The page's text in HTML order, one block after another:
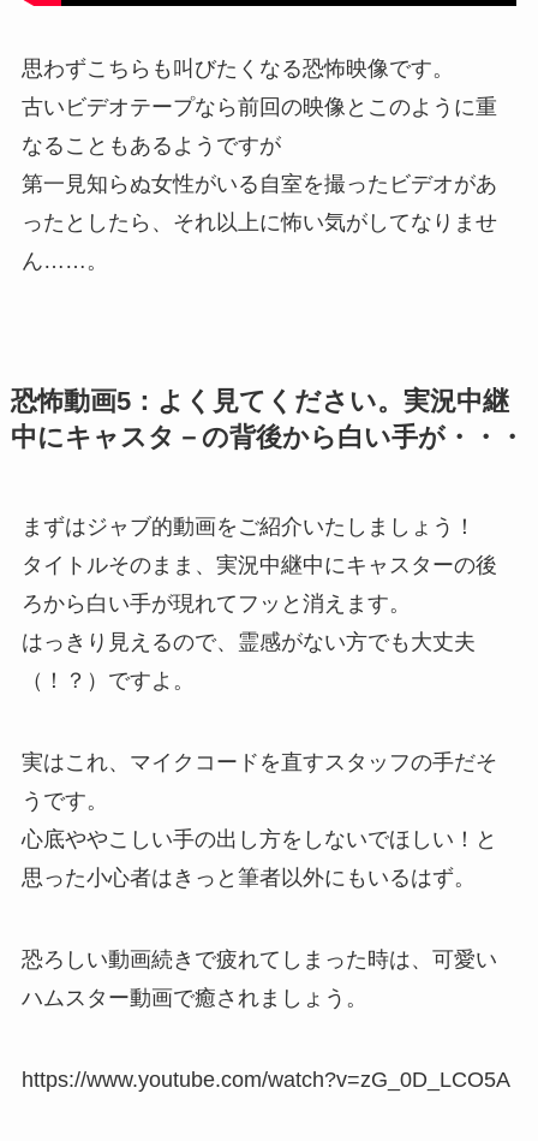
思わずこちらも叫びたくなる恐怖映像です。
古いビデオテープなら前回の映像とこのように重
なることもあるようですが
第一見知らぬ女性がいる自室を撮ったビデオがあ
ったとしたら、それ以上に怖い気がしてなりませ
ん……。
恐怖動画5：よく見てください。実況中継
中にキャスタ－の背後から白い手が・・・
まずはジャブ的動画をご紹介いたしましょう！
タイトルそのまま、実況中継中にキャスターの後
ろから白い手が現れてフッと消えます。
はっきり見えるので、霊感がない方でも大丈夫
（！？）ですよ。
実はこれ、マイクコードを直すスタッフの手だそ
うです。
心底ややこしい手の出し方をしないでほしい！と
思った小心者はきっと筆者以外にもいるはず。
恐ろしい動画続きで疲れてしまった時は、可愛い
ハムスター動画で癒されましょう。
https://www.youtube.com/watch?v=zG_0D_LCO5A